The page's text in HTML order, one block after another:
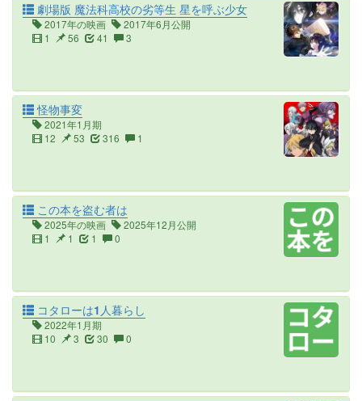
劇場版 魔法科高校の劣等生 星を呼ぶ少女
2017年の映画
2017年6月公開
1
56 41 3
怪物事変
2021年1月期
12
53 316 1
この本を盗む者は
2025年の映画
2025年12月公開
1
1 1 0
コタローは1人暮らし
2022年1月期
10
3 30 0